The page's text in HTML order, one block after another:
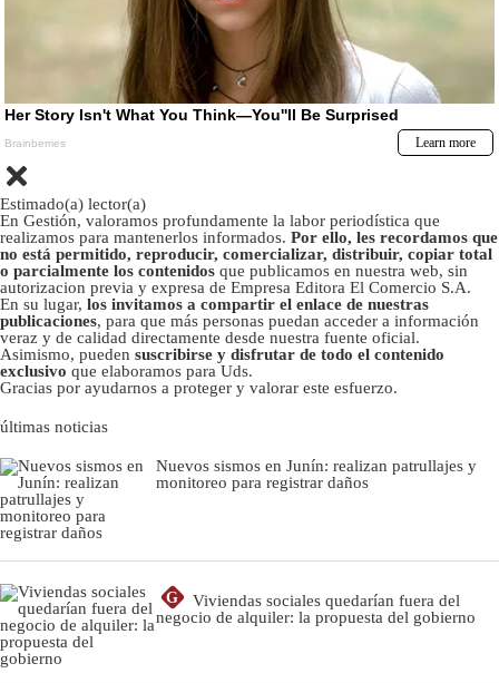
Estimado(a) lector(a)
En Gestión, valoramos profundamente la labor periodística que
realizamos para mantenerlos informados. Por ello, les recordamos que
no está permitido, reproducir, comercializar, distribuir, copiar total
o parcialmente los contenidos que publicamos en nuestra web, sin
autorizacion previa y expresa de Empresa Editora El Comercio S.A.
En su lugar, los invitamos a compartir el enlace de nuestras
publicaciones, para que más personas puedan acceder a información
veraz y de calidad directamente desde nuestra fuente oficial.
Asimismo, pueden suscribirse y disfrutar de todo el contenido
exclusivo que elaboramos para Uds.
Gracias por ayudarnos a proteger y valorar este esfuerzo.
últimas noticias
Nuevos sismos en Junín: realizan patrullajes y
monitoreo para registrar daños
G
Viviendas sociales quedarían fuera del
negocio de alquiler: la propuesta del gobierno